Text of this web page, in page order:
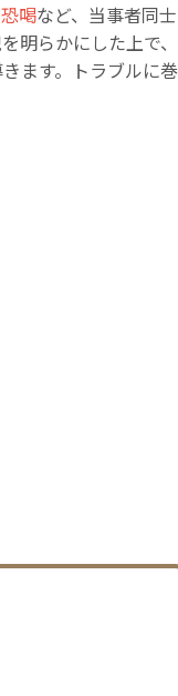
恐喝など、当事者同
明らかにした上で
す。トラブルに巻